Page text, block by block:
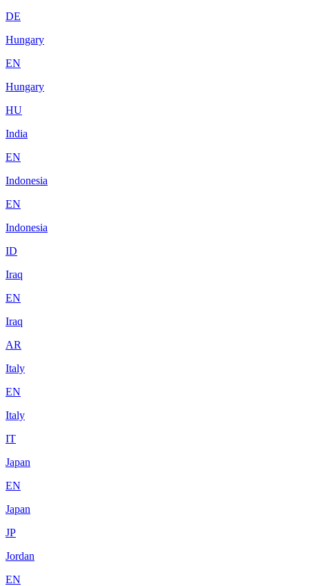
DE
Hungary
EN
Hungary
HU
India
EN
Indonesia
EN
Indonesia
ID
Iraq
EN
Iraq
AR
Italy
EN
Italy
IT
Japan
EN
Japan
JP
Jordan
EN